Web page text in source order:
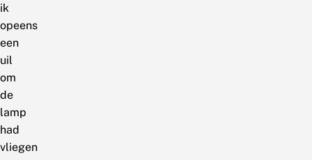
ik
opeens
een
uil
om
de
lamp
had
vliegen